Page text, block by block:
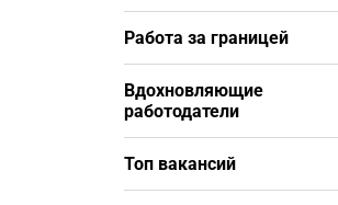
Работа за границей
Вдохновляющие
работодатели
Топ вакансий